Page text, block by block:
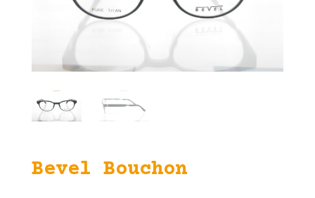
Bevel Bouchon